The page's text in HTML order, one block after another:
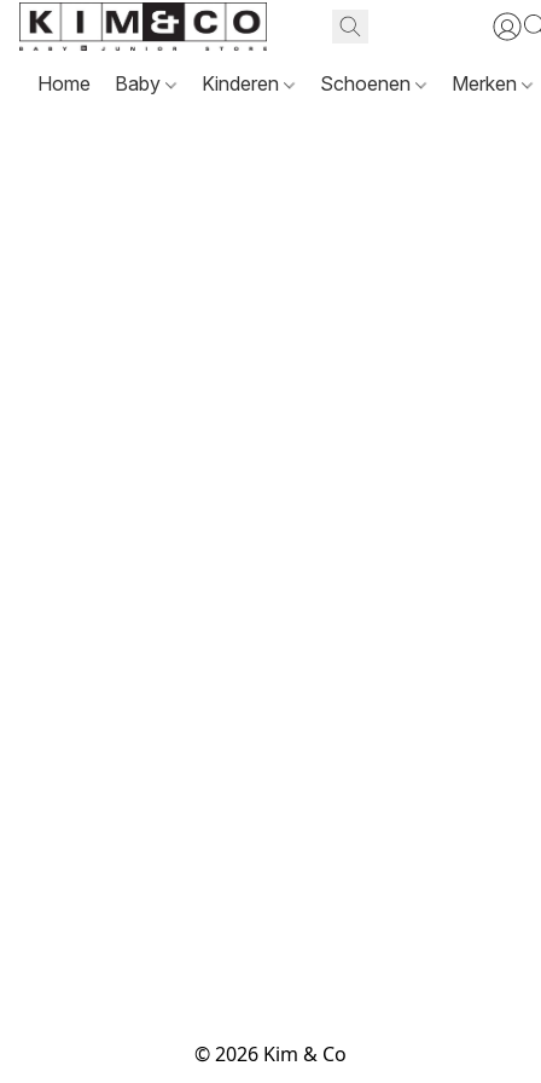
Home Baby Kinderen Schoenen Merken
© 2026 Kim & Co